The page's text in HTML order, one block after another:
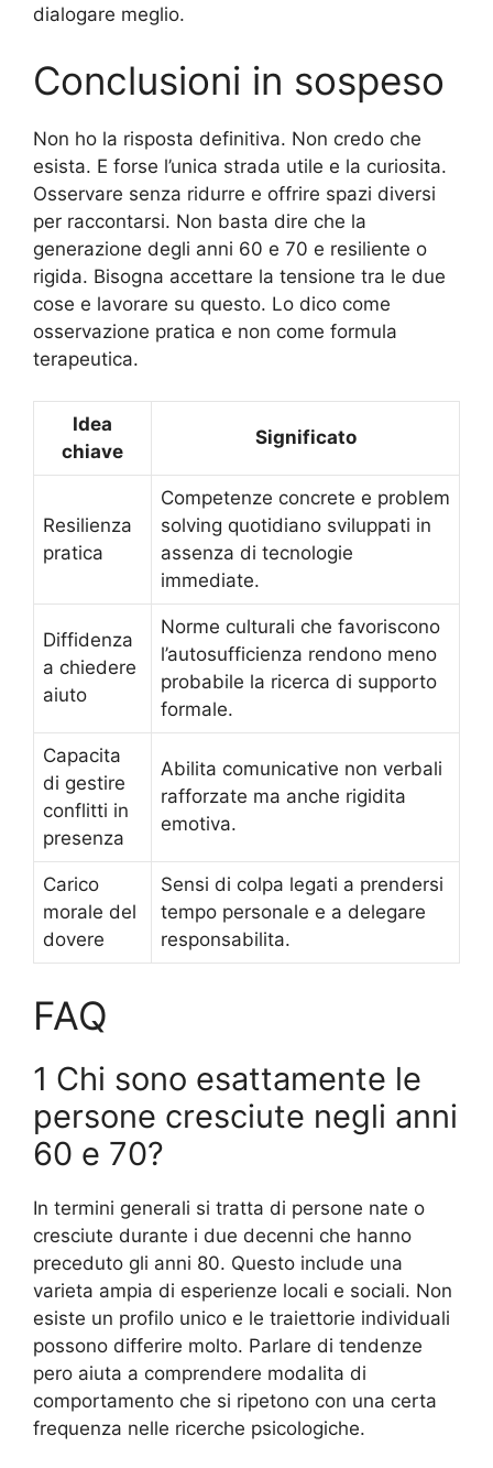
dialogare meglio.
Conclusioni in sospeso
Non ho la risposta definitiva. Non credo che
esista. E forse l’unica strada utile e la curiosita.
Osservare senza ridurre e offrire spazi diversi
per raccontarsi. Non basta dire che la
generazione degli anni 60 e 70 e resiliente o
rigida. Bisogna accettare la tensione tra le due
cose e lavorare su questo. Lo dico come
osservazione pratica e non come formula
terapeutica.
Idea
chiave
Significato
Resilienza
pratica
Competenze concrete e problem
solving quotidiano sviluppati in
assenza di tecnologie
immediate.
Diffidenza
a chiedere
aiuto
Norme culturali che favoriscono
l’autosufficienza rendono meno
probabile la ricerca di supporto
formale.
Capacita
di gestire
conflitti in
presenza
Abilita comunicative non verbali
rafforzate ma anche rigidita
emotiva.
Carico
morale del
dovere
Sensi di colpa legati a prendersi
tempo personale e a delegare
responsabilita.
FAQ
1 Chi sono esattamente le
persone cresciute negli anni
60 e 70?
In termini generali si tratta di persone nate o
cresciute durante i due decenni che hanno
preceduto gli anni 80. Questo include una
varieta ampia di esperienze locali e sociali. Non
esiste un profilo unico e le traiettorie individuali
possono differire molto. Parlare di tendenze
pero aiuta a comprendere modalita di
comportamento che si ripetono con una certa
frequenza nelle ricerche psicologiche.